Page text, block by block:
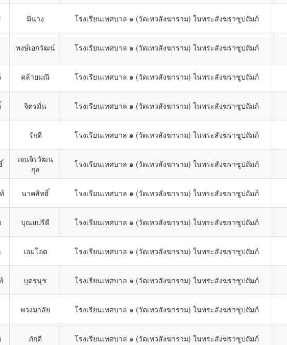
มีนาง โรงเรียนเทศบาล ๑ (วัดเทวสังฆาราม) ในพระสังฆราชูปถัมภ์
พงษ์เอกวัฒน์ โรงเรียนเทศบาล ๑ (วัดเทวสังฆาราม) ในพระสังฆราชูปถัมภ์
คล้ายมณี โรงเรียนเทศบาล ๑ (วัดเทวสังฆาราม) ในพระสังฆราชูปถัมภ์
จิตรมั่น โรงเรียนเทศบาล ๑ (วัดเทวสังฆาราม) ในพระสังฆราชูปถัมภ์
รักดี โรงเรียนเทศบาล ๑ (วัดเทวสังฆาราม) ในพระสังฆราชูปถัมภ์
เจนจิรวัฒน
กุล
โรงเรียนเทศบาล ๑ (วัดเทวสังฆาราม) ในพระสังฆราชูปถัมภ์
นาคสิทธิ์ โรงเรียนเทศบาล ๑ (วัดเทวสังฆาราม) ในพระสังฆราชูปถัมภ์
บุณยปรีดี โรงเรียนเทศบาล ๑ (วัดเทวสังฆาราม) ในพระสังฆราชูปถัมภ์
เอมโอด โรงเรียนเทศบาล ๑ (วัดเทวสังฆาราม) ในพระสังฆราชูปถัมภ์
บุตรนุช โรงเรียนเทศบาล ๑ (วัดเทวสังฆาราม) ในพระสังฆราชูปถัมภ์
พวงมาลัย โรงเรียนเทศบาล ๑ (วัดเทวสังฆาราม) ในพระสังฆราชูปถัมภ์
ภักดี โรงเรียนเทศบาล ๑ (วัดเทวสังฆาราม) ในพระสังฆราชูปถัมภ์